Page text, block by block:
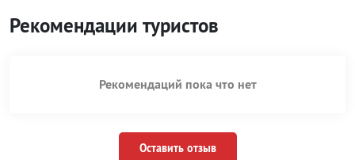
Рекомендации туристов
Рекомендаций пока что нет
Оставить отзыв